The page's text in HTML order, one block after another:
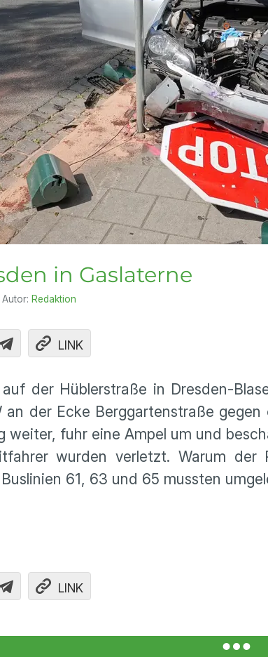
in Gaslaterne
Autor: Redaktion
LINK
der Hüblerstraße in Dresden-
der Ecke Berggartenstraße gegen
weiter, fuhr eine Ampel um und
wurden verletzt. Warum der
61, 63 und 65 mussten
LINK